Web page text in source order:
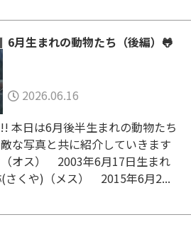
6月生まれの動物たち（後編）🐸
2026.06.16
本日は6月後半生まれの動物たち
な写真と共に紹介していきます
オス） 2003年6月17日生まれ
くや)（メス） 2015年6月2...